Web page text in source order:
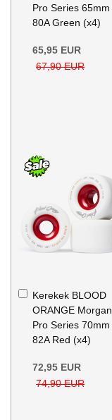
Pro Series 65mm
80A Green (x4)
65,95 EUR
67,90 EUR
Kerekek BLOOD
ORANGE Morgan
Pro Series 70mm
82A Red (x4)
72,95 EUR
74,90 EUR
Kosárba